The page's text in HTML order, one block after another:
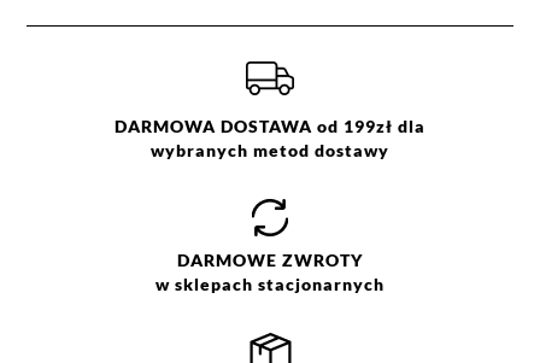
DARMOWA DOSTAWA od 199zł dla
wybranych metod dostawy
DARMOWE ZWROTY
w sklepach stacjonarnych